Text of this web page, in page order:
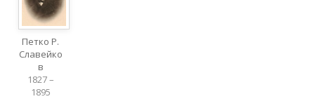
Петко Р.
Славейко
в
1827 –
1895